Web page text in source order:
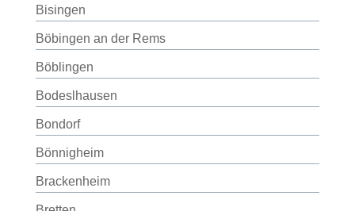
Bisingen
Böbingen an der Rems
Böblingen
Bodeslhausen
Bondorf
Bönnigheim
Brackenheim